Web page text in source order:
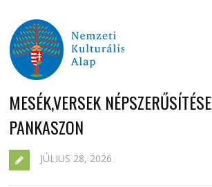
MESÉK,VERSEK NÉPSZERŰSÍTÉSE
PANKASZON
JÚLIUS 28, 2026